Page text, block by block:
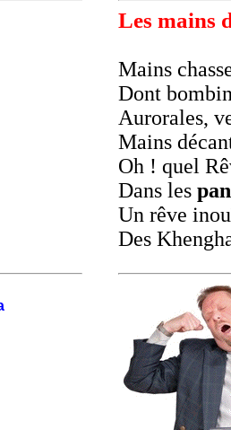
Les mains
Mains
Dont
Aurorales,
Mains
Oh ! quel
Dans les
Un rêve
Des